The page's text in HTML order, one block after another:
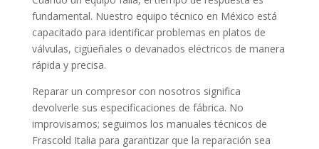
fundamental. Nuestro equipo técnico en México está
capacitado para identificar problemas en platos de
válvulas, cigüeñales o devanados eléctricos de manera
rápida y precisa.
Reparar un compresor con nosotros significa
devolverle sus especificaciones de fábrica. No
improvisamos; seguimos los manuales técnicos de
Frascold Italia para garantizar que la reparación sea